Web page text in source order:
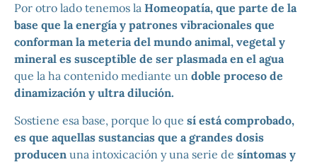
Por otro lado tenemos la Homeopatía, que parte de la
base que la energía y patrones vibracionales que
conforman la meteria del mundo animal, vegetal y
mineral es susceptible de ser plasmada en el agua
que la ha contenido mediante un doble proceso de
dinamización y ultra dilución.
Sostiene esa base, porque lo que sí está comprobado,
es que aquellas sustancias que a grandes dosis
producen una intoxicación y una serie de síntomas y